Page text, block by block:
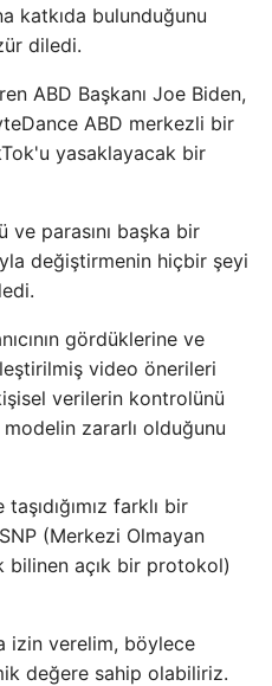
katkıda bulunduğunu
diledi.
ABD Başkanı Joe Biden,
ABD merkezli bir
yasaklayacak bir
parasını başka bir
değiştirmenin hiçbir şeyi
gördüklerine ve
video önerileri
verilerin kontrolünü
modelin zararlı olduğunu
farklı bir
(Merkezi Olmayan
bilinen açık bir protokol)
izin verelim, böylece
değere sahip olabiliriz.